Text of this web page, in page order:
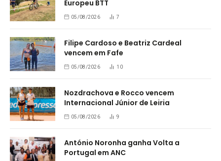
Europeu BTT
05/08/2026 7
Filipe Cardoso e Beatriz Cardeal
vencem em Fafe
05/08/2026 10
Nozdrachova e Rocco vencem
Internacional Júnior de Leiria
05/08/2026 9
António Noronha ganha Volta a
Portugal em ANC